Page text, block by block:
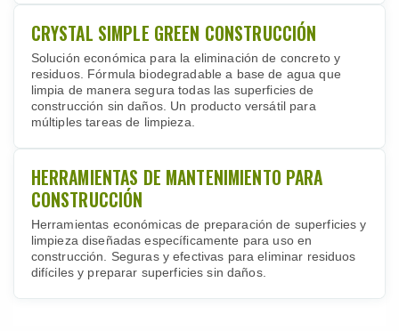
CRYSTAL SIMPLE GREEN CONSTRUCCIÓN
Solución económica para la eliminación de concreto y
residuos. Fórmula biodegradable a base de agua que
limpia de manera segura todas las superficies de
construcción sin daños. Un producto versátil para
múltiples tareas de limpieza.
HERRAMIENTAS DE MANTENIMIENTO PARA
CONSTRUCCIÓN
Herramientas económicas de preparación de superficies y
limpieza diseñadas específicamente para uso en
construcción. Seguras y efectivas para eliminar residuos
difíciles y preparar superficies sin daños.